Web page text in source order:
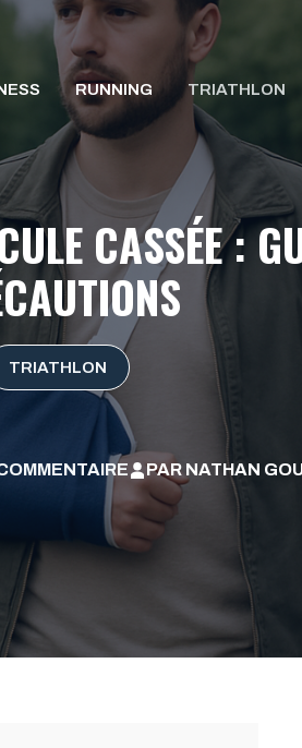
RUNNING TRIATHLON
CASSÉE :
TRIATHLON
PAR NATHAN